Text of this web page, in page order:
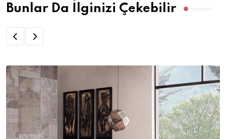
Bunlar Da İlginizi Çekebilir